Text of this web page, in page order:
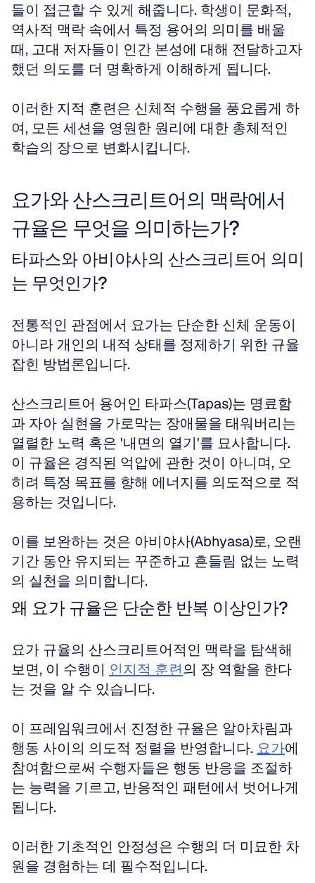
들이 접근할 수 있게 해줍니다. 학생이 문화적,
역사적 맥락 속에서 특정 용어의 의미를 배울
때, 고대 저자들이 인간 본성에 대해 전달하고자
했던 의도를 더 명확하게 이해하게 됩니다.
이러한 지적 훈련은 신체적 수행을 풍요롭게 하
여, 모든 세션을 영원한 원리에 대한 총체적인
학습의 장으로 변화시킵니다.
요가와 산스크리트어의 맥락에서
규율은 무엇을 의미하는가?
타파스와 아비야사의 산스크리트어 의미
는 무엇인가?
전통적인 관점에서 요가는 단순한 신체 운동이
아니라 개인의 내적 상태를 정제하기 위한 규율
잡힌 방법론입니다.
산스크리트어 용어인 타파스(Tapas)는 명료함
과 자아 실현을 가로막는 장애물을 태워버리는
열렬한 노력 혹은 '내면의 열기'를 묘사합니다.
이 규율은 경직된 억압에 관한 것이 아니며, 오
히려 특정 목표를 향해 에너지를 의도적으로 적
용하는 것입니다.
이를 보완하는 것은 아비야사(Abhyasa)로, 오랜
기간 동안 유지되는 꾸준하고 흔들림 없는 노력
의 실천을 의미합니다.
왜 요가 규율은 단순한 반복 이상인가?
요가 규율의 산스크리트어적인 맥락을 탐색해
보면, 이 수행이 인지적 훈련의 장 역할을 한다
는 것을 알 수 있습니다.
이 프레임워크에서 진정한 규율은 알아차림과
행동 사이의 의도적 정렬을 반영합니다. 요가에
참여함으로써 수행자들은 행동 반응을 조절하
는 능력을 기르고, 반응적인 패턴에서 벗어나게
됩니다.
이러한 기초적인 안정성은 수행의 더 미묘한 차
원을 경험하는 데 필수적입니다.